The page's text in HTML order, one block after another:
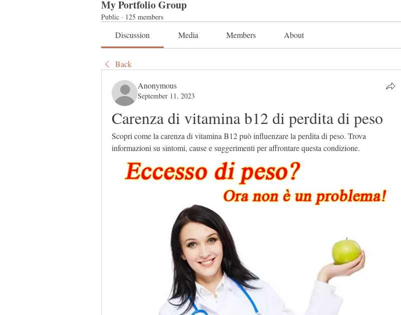
My Portfolio Group
Public · 125 members
Discussion Media Members About
Back
Anonymous
September 11, 2023
Carenza di vitamina b12 di perdita di peso
Scopri come la carenza di vitamina B12 può influenzare la perdita di peso. Trova
informazioni su sintomi, cause e suggerimenti per affrontare questa condizione.